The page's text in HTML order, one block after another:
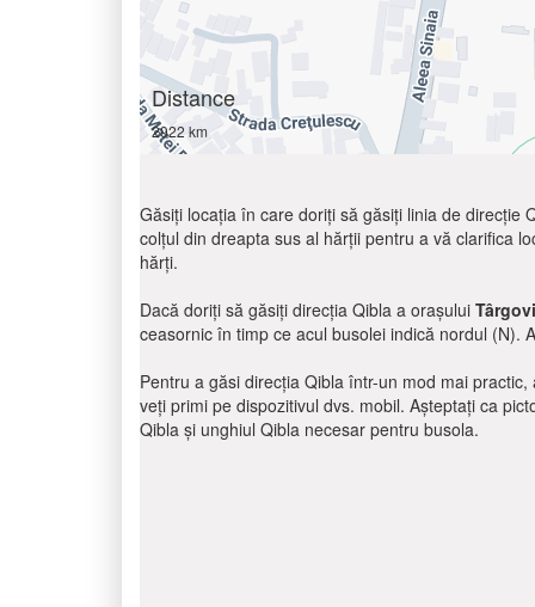
Distance
2922 km
Găsiți locația în care doriți să găsiți linia de direcție
colțul din dreapta sus al hărții pentru a vă clarifica
hărți.
Dacă doriți să găsiți direcția Qibla a orașului
ceasornic în timp ce acul busolei indică nordul (N).
Pentru a găsi direcția Qibla într-un mod mai
veți primi pe dispozitivul dvs. mobil. Așteptați ca
Qibla și unghiul Qibla necesar pentru busola.